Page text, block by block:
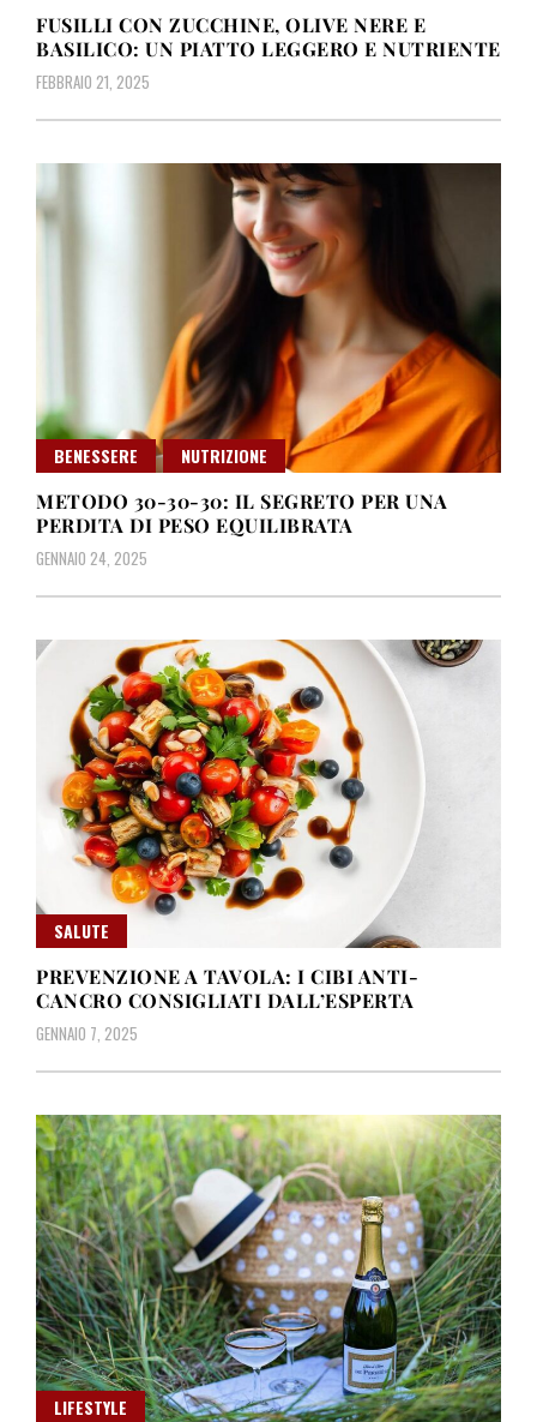
FUSILLI CON ZUCCHINE, OLIVE NERE E
BASILICO: UN PIATTO LEGGERO E NUTRIENTE
FEBBRAIO 21, 2025
BENESSERE
NUTRIZIONE
METODO 30-30-30: IL SEGRETO PER UNA
PERDITA DI PESO EQUILIBRATA
GENNAIO 24, 2025
SALUTE
PREVENZIONE A TAVOLA: I CIBI ANTI-
CANCRO CONSIGLIATI DALL’ESPERTA
GENNAIO 7, 2025
LIFESTYLE